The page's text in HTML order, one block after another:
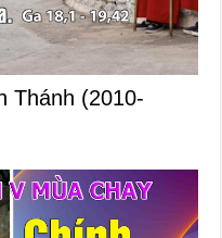
Thánh (2010-